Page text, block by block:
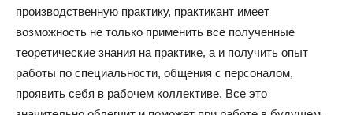
производственную практику, практикант имеет
возможность не только применить все полученные
теоретические знания на практике, а и получить опыт
работы по специальности, общения с персоналом,
проявить себя в рабочем коллективе. Все это